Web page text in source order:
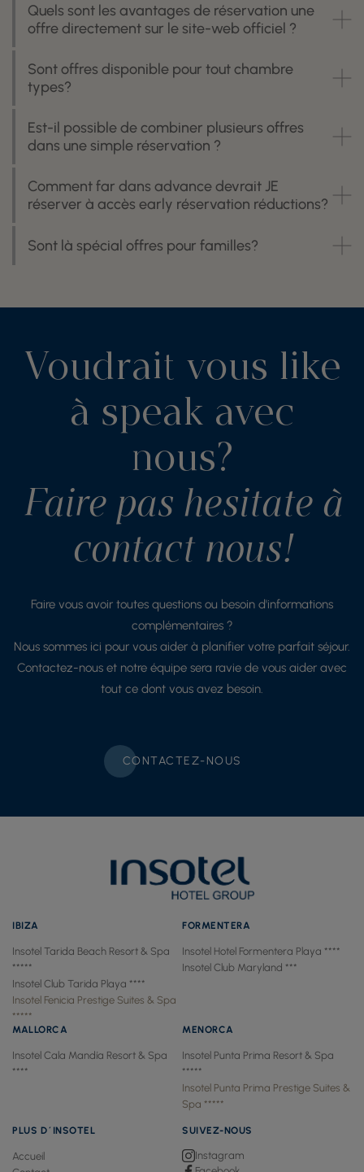
Quels sont les avantages de réservation une
offre directement sur le site-web officiel ?
Sont offres disponible pour tout chambre
types?
Est-il possible de combiner plusieurs offres
dans une simple réservation ?
Comment far dans advance devrait JE
réserver à accès early réservation réductions?
Sont là spécial offres pour familles?
Voudrait vous like
à speak avec
nous?
Faire pas hesitate à
contact nous!
Faire vous avoir toutes questions ou besoin d'informations
complémentaires ?
Nous sommes ici pour vous aider à planifier votre parfait séjour.
Contactez-nous et notre équipe sera ravie de vous aider avec
tout ce dont vous avez besoin.
CONTACTEZ-NOUS
IBIZA
Insotel Tarida Beach Resort & Spa
*****
Insotel Club Tarida Playa ****
Insotel Fenicia Prestige Suites & Spa
*****
FORMENTERA
Insotel Hotel Formentera Playa ****
Insotel Club Maryland ***
MALLORCA
Insotel Cala Mandía Resort & Spa
****
MENORCA
Insotel Punta Prima Resort & Spa
*****
Insotel Punta Prima Prestige Suites &
Spa *****
PLUS D´INSOTEL
Accueil
SUIVEZ-NOUS
Instagram